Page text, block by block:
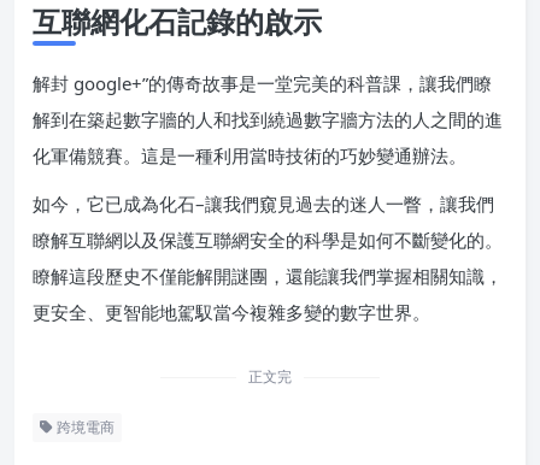
互聯網化石記錄的啟示
解封 google+”的傳奇故事是一堂完美的科普課，讓我們瞭
解到在築起數字牆的人和找到繞過數字牆方法的人之間的進
化軍備競賽。這是一種利用當時技術的巧妙變通辦法。
如今，它已成為化石–讓我們窺見過去的迷人一瞥，讓我們
瞭解互聯網以及保護互聯網安全的科學是如何不斷變化的。
瞭解這段歷史不僅能解開謎團，還能讓我們掌握相關知識，
更安全、更智能地駕馭當今複雜多變的數字世界。
正文完
跨境電商